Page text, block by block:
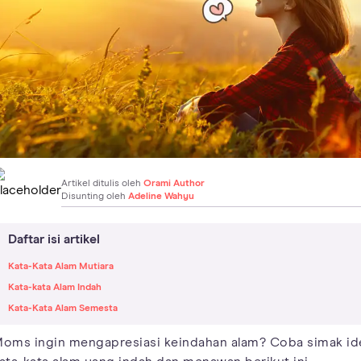
Artikel ditulis oleh Orami Author
Disunting oleh Adeline Wahyu
Daftar isi artikel
Kata-Kata Alam Mutiara
Kata-kata Alam Indah
Kata-Kata Alam Semesta
ingin mengapresiasi keindahan alam? Coba simak